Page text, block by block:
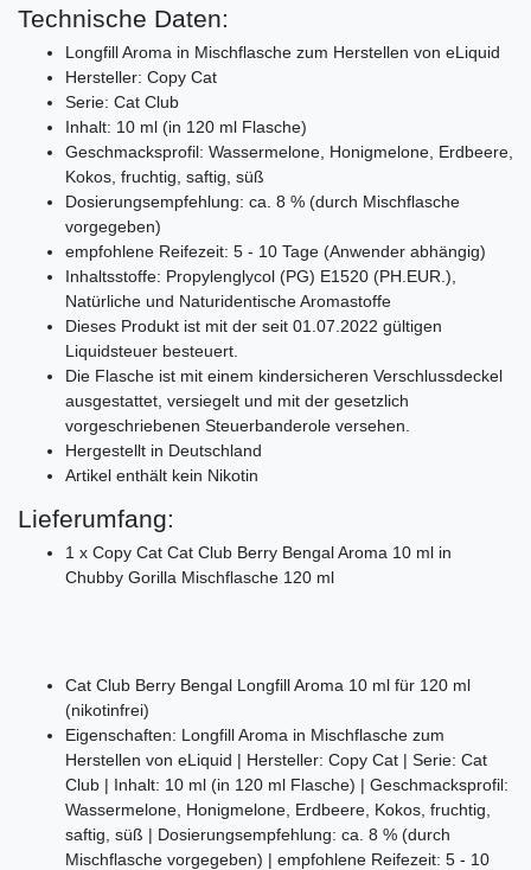
Technische Daten:
Longfill Aroma in Mischflasche zum Herstellen von eLiquid
Hersteller: Copy Cat
Serie: Cat Club
Inhalt: 10 ml (in 120 ml Flasche)
Geschmacksprofil: Wassermelone, Honigmelone, Erdbeere,
Kokos, fruchtig, saftig, süß
Dosierungsempfehlung: ca. 8 % (durch Mischflasche
vorgegeben)
empfohlene Reifezeit: 5 - 10 Tage (Anwender abhängig)
Inhaltsstoffe: Propylenglycol (PG) E1520 (PH.EUR.),
Natürliche und Naturidentische Aromastoffe
Dieses Produkt ist mit der seit 01.07.2022 gültigen
Liquidsteuer besteuert.
Die Flasche ist mit einem kindersicheren Verschlussdeckel
ausgestattet, versiegelt und mit der gesetzlich
vorgeschriebenen Steuerbanderole versehen.
Hergestellt in Deutschland
Artikel enthält kein Nikotin
Lieferumfang:
1 x Copy Cat Cat Club Berry Bengal Aroma 10 ml in
Chubby Gorilla Mischflasche 120 ml
Cat Club Berry Bengal Longfill Aroma 10 ml für 120 ml
(nikotinfrei)
Eigenschaften: Longfill Aroma in Mischflasche zum
Herstellen von eLiquid | Hersteller: Copy Cat | Serie: Cat
Club | Inhalt: 10 ml (in 120 ml Flasche) | Geschmacksprofil:
Wassermelone, Honigmelone, Erdbeere, Kokos, fruchtig,
saftig, süß | Dosierungsempfehlung: ca. 8 % (durch
Mischflasche vorgegeben) | empfohlene Reifezeit: 5 - 10